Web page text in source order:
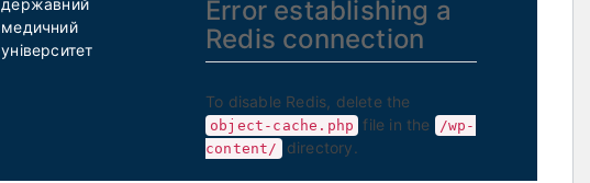
державний
медичний
університет
Error establishing a
Redis connection
To disable Redis, delete the
object-cache.php file in the
/wp-
content/ directory.